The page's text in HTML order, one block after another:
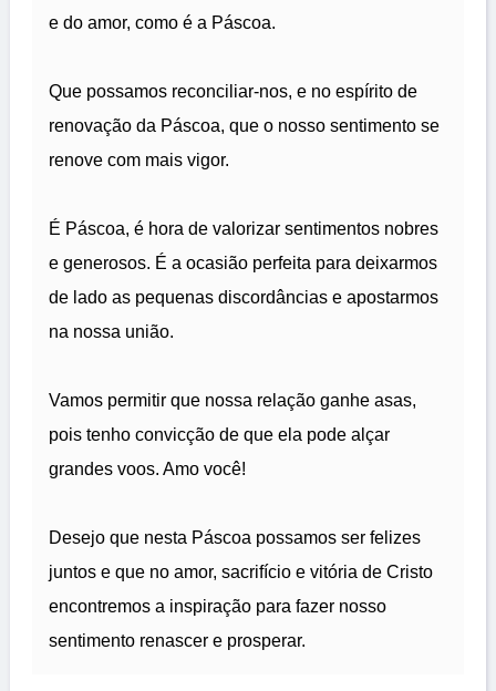
e do amor, como é a Páscoa.
Que possamos reconciliar-nos, e no espírito de
renovação da Páscoa, que o nosso sentimento se
renove com mais vigor.
É Páscoa, é hora de valorizar sentimentos nobres
e generosos. É a ocasião perfeita para deixarmos
de lado as pequenas discordâncias e apostarmos
na nossa união.
Vamos permitir que nossa relação ganhe asas,
pois tenho convicção de que ela pode alçar
grandes voos. Amo você!
Desejo que nesta Páscoa possamos ser felizes
juntos e que no amor, sacrifício e vitória de Cristo
encontremos a inspiração para fazer nosso
sentimento renascer e prosperar.